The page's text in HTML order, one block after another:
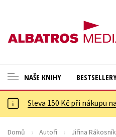
NAŠE KNIHY
ANGLICKÉ KNIHY -20 %
NOVÝ VÝPRODEJ -70 %
Sleva 150 Kč při nákupu
Domů Autoři Jiřina